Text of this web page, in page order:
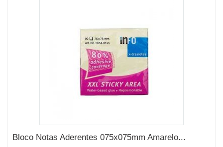
Bloco Notas Aderentes 075x075mm Amarelo...